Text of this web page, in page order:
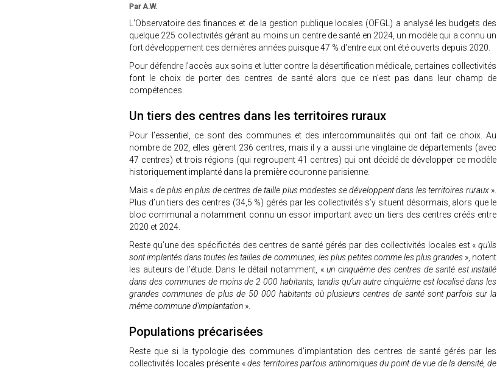
Par A.W.
L'Observatoire des finances et de la gestion publique locales (OFGL) a analysé les budgets des
quelque 225 collectivités gérant au moins un centre de santé en 2024, un modèle qui a connu un
fort développement ces dernières années puisque 47 % d'entre eux ont été ouverts depuis 2020.
Pour défendre l’accès aux soins et lutter contre la désertification médicale, certaines collectivités
font le choix de porter des centres de santé alors que ce n’est pas dans leur champ de
compétences.
Un tiers des centres dans les territoires ruraux
Pour l’essentiel, ce sont des communes et des intercommunalités qui ont fait ce choix. Au
nombre de 202, elles gèrent 236 centres, mais il y a aussi une vingtaine de départements (avec
47 centres) et trois régions (qui regroupent 41 centres) qui ont décidé de développer ce modèle
historiquement implanté dans la première couronne parisienne.
Mais « de plus en plus de centres de taille plus modestes se développent dans les territoires ruraux».
Plus d’un tiers des centres (34,5 %) gérés par les collectivités s’y situent désormais, alors que le
bloc communal a notamment connu un essor important avec un tiers des centres créés entre
2020 et 2024.
Reste qu’une des spécificités des centres de santé gérés par des collectivités locales est «qu’ils
sont implantés dans toutes les tailles de communes, les plus petites comme les plus grandes », notent
les auteurs de l’étude. Dans le détail notamment, «un cinquième des centres de santé est installé
dans des communes de moins de 2 000 habitants, tandis qu’un autre cinquième est localisé dans les
grandes communes de plus de 50 000 habitants où plusieurs centres de santé sont parfois sur la
même commune d’implantation ».
Populations précarisées
Reste que si la typologie des communes d’implantation des centres de santé gérés par les
collectivités locales présente «des territoires parfois antinomiques du point de vue de la densité, de